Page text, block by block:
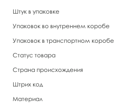
Штук в упаковке
Упаковок во внутреннем коробе
Упаковок в транспортном коробе
Статус товара
Страна происхождения
Штрих код
Материал